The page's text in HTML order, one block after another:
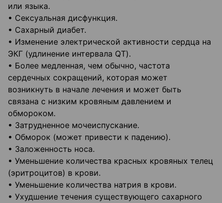
или языка.
• Сексуальная дисфункция.
• Сахарный диабет.
• Изменение электрической активности сердца на
ЭКГ (удлинение интервала QT).
• Более медленная, чем обычно, частота
сердечных сокращений, которая может
возникнуть в начале лечения и может быть
связана с низким кровяным давлением и
обмороком.
• Затрудненное мочеиспускание.
• Обморок (может привести к падению).
• Заложенность носа.
• Уменьшение количества красных кровяных телец
(эритроцитов) в крови.
• Уменьшение количества натрия в крови.
• Ухудшение течения существующего сахарного